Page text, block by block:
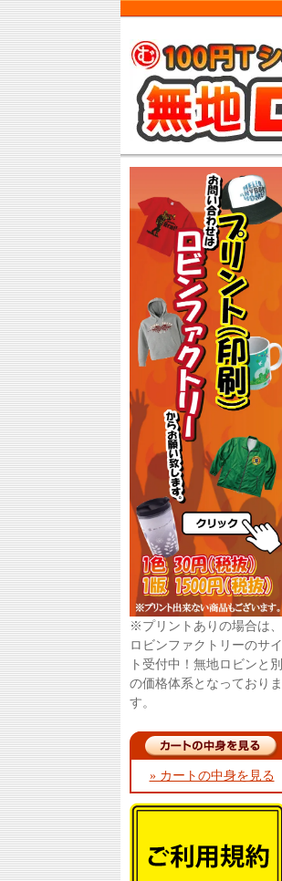
※プリントありの場合は、
ロビンファクトリーのサイ
ト受付中！無地ロビンと別
の価格体系となっておりま
す。
» カートの中身を見る